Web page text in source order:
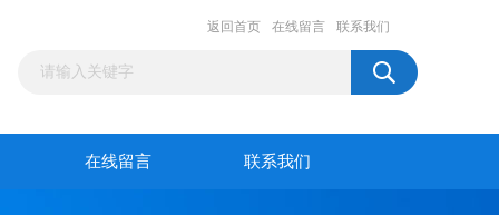
返回首页 在线留言 联系我们
在线留言 联系我们